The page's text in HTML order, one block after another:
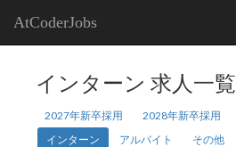
AtCoderJobs
インターン 求人一覧
2027年新卒採用 2028年新卒採用
インターン
アルバイト
その他